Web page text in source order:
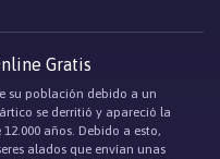
Gratis
su población debido a un
se derritió y apareció la
años. Debido a esto,
alados que envían unas